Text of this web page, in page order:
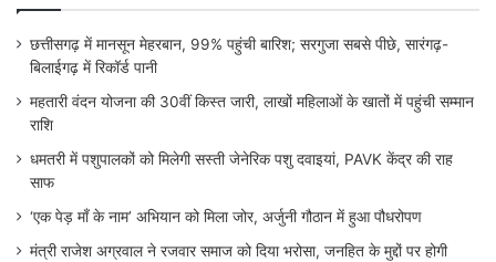
छत्तीसगढ़ में मानसून मेहरबान, 99% पहुंची बारिश; सरगुजा सबसे पीछे, सारंगढ़-
बिलाईगढ़ में रिकॉर्ड पानी
महतारी वंदन योजना की 30वीं किस्त जारी, लाखों महिलाओं के खातों में पहुंची सम्मान
राशि
धमतरी में पशुपालकों को मिलेगी सस्ती जेनेरिक पशु दवाइयां, PAVK केंद्र की राह
साफ
‘एक पेड़ माँ के नाम’ अभियान को मिला जोर, अर्जुनी गौठान में हुआ पौधरोपण
मंत्री राजेश अग्रवाल ने रजवार समाज को दिया भरोसा, जनहित के मुद्दों पर होगी